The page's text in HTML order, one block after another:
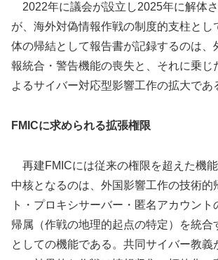
2022年に議会が設立し2025年に解体
が、海外対偽情報作戦の制度的支柱とし
体の帰結として報告書が記録するのは、
報統合・警告機能の喪失と、それに乗じ
よるサイバー対応型影響工作の拡大であ
FMICに求められる拡張権限
再建FMICには従来の権限を超えた機能
中核となるのは、外国影響工作の技術的
ト・プロキシサーバー・匿名アカウント
帰属（作戦の地理的起点の特定）を統合
としての機能である。共同サイバー教義